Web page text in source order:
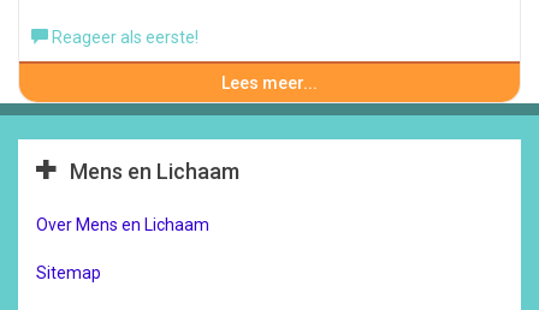
Reageer als eerste!
Lees meer...
Mens en Lichaam
Over Mens en Lichaam
Sitemap